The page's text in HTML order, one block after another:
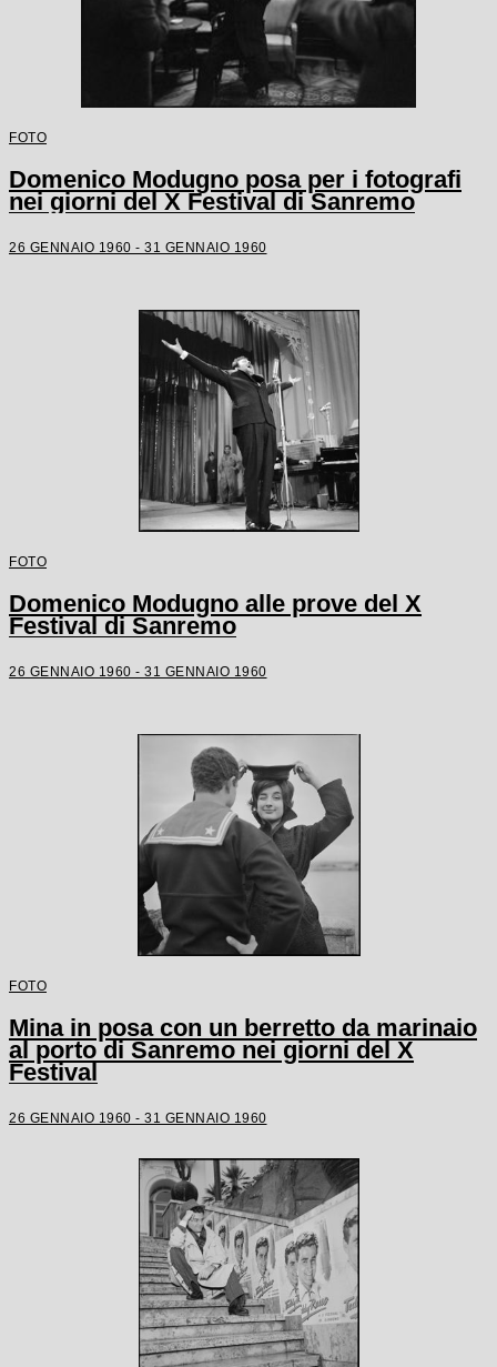
FOTO
Domenico Modugno posa per i fotografi
nei giorni del X Festival di Sanremo
26 GENNAIO 1960 - 31 GENNAIO 1960
FOTO
Domenico Modugno alle prove del X
Festival di Sanremo
26 GENNAIO 1960 - 31 GENNAIO 1960
FOTO
Mina in posa con un berretto da marinaio
al porto di Sanremo nei giorni del X
Festival
26 GENNAIO 1960 - 31 GENNAIO 1960